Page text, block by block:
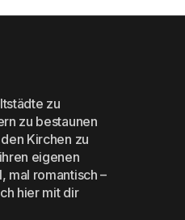
zu
zu bestaunen
Kirchen zu
eigenen
mal romantisch –
hier mit dir